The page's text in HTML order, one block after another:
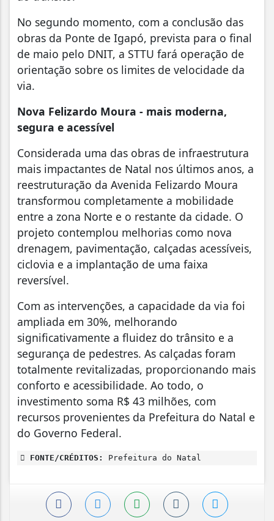
No segundo momento, com a conclusão das
obras da Ponte de Igapó, prevista para o final
de maio pelo DNIT, a STTU fará operação de
orientação sobre os limites de velocidade da
via.
Nova Felizardo Moura - mais moderna,
segura e acessível
Considerada uma das obras de infraestrutura
mais impactantes de Natal nos últimos anos, a
reestruturação da Avenida Felizardo Moura
transformou completamente a mobilidade
entre a zona Norte e o restante da cidade. O
projeto contemplou melhorias como nova
drenagem, pavimentação, calçadas acessíveis,
ciclovia e a implantação de uma faixa
reversível.
Com as intervenções, a capacidade da via foi
ampliada em 30%, melhorando
significativamente a fluidez do trânsito e a
segurança de pedestres. As calçadas foram
totalmente revitalizadas, proporcionando mais
conforto e acessibilidade. Ao todo, o
investimento soma R$ 43 milhões, com
recursos provenientes da Prefeitura do Natal e
do Governo Federal.
FONTE/CRÉDITOS: Prefeitura do Natal